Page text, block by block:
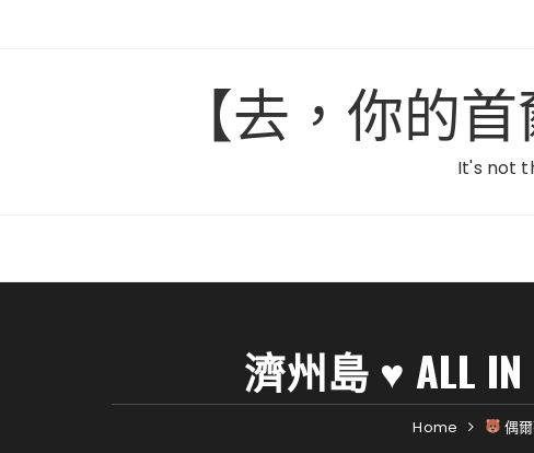
【去，你的
It's not
濟州島 ♥ ALL
Home 偶